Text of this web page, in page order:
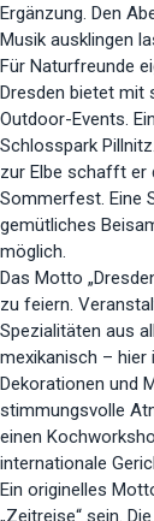
Ergänzung. Den
Musik ausklingen
Für Naturfreunde
Dresden bietet mit
Outdoor-Events.
Schlosspark
zur Elbe schafft er
Sommerfest. Eine
gemütliches
möglich.
Das Motto
zu feiern.
Spezialitäten aus
mexikanisch – hier
Dekorationen und
stimmungsvolle
einen
internationale
Ein originelles
„Zeitreise“ sein.